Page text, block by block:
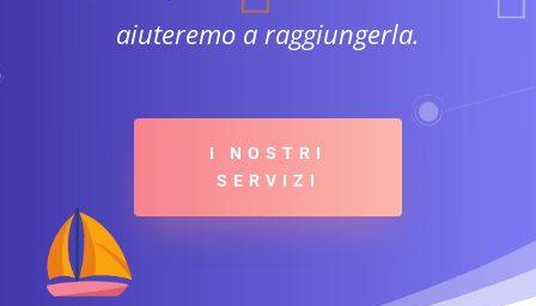
aiuteremo a raggiungerla.
I NOSTRI
SERVIZI